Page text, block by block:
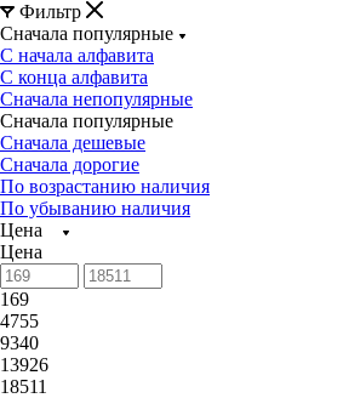
Фильтр
Сначала популярные
С начала алфавита
С конца алфавита
Сначала непопулярные
Сначала популярные
Сначала дешевые
Сначала дорогие
По возрастанию наличия
По убыванию наличия
Цена
Цена
169
4755
9340
13926
18511